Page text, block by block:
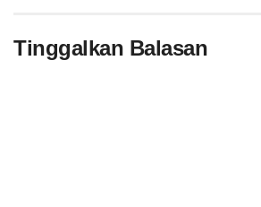
Tinggalkan Balasan